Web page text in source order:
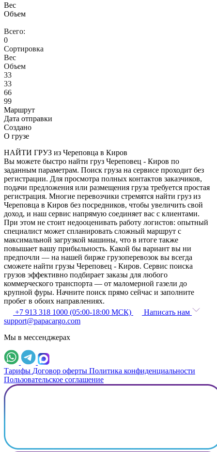
Вес
Объем
Всего:
0
Сортировка
Вес
Объем
33
33
66
99
Маршрут
Дата отправки
Создано
О грузе
НАЙТИ ГРУЗ из Череповца в Киров
Вы можете быстро найти груз Череповец - Киров по
заданным параметрам. Поиск груза на сервисе проходит без
регистрации. Для просмотра полных контактов заказчиков,
подачи предложения или размещения груза требуется простая
регистрация. Многие перевозчики стремятся найти груз из
Череповца в Киров без посредников, чтобы увеличить свой
доход, и наш сервис напрямую соединяет вас с клиентами.
При этом не стоит недооценивать работу логистов: опытный
специалист может спланировать сложный маршрут с
максимальной загрузкой машины, что в итоге также
повышает вашу прибыльность. Какой бы вариант вы ни
предпочли — на нашей бирже грузоперевозок вы всегда
сможете найти грузы Череповец - Киров. Сервис поиска
грузов эффективно подбирает заказы для любого
коммерческого транспорта — от маломерной газели до
крупной фуры. Начните поиск прямо сейчас и заполните
пробег в обоих направлениях.
+7 913 318 1000 (05:00-18:00 МСК)
Написать нам
support@papacargo.com
Мы в мессенджерах
Тарифы Договор оферты Политика конфиденциальности
Пользовательское соглашение